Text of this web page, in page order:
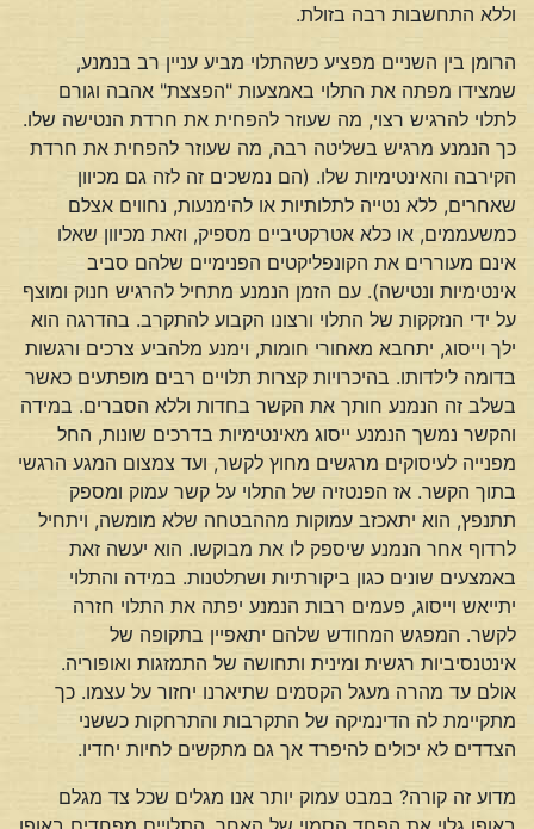
וללא התחשבות רבה בזולת.
הרומן בין השניים מפציע כשהתלוי מביע עניין רב בנמנע,
שמצידו מפתה את התלוי באמצעות "הפצצת" אהבה וגורם
לתלוי להרגיש רצוי, מה שעוזר להפחית את חרדת הנטישה שלו.
כך הנמנע מרגיש בשליטה רבה, מה שעוזר להפחית את חרדת
הקירבה והאינטימיות שלו. (הם נמשכים זה לזה גם מכיוון
שאחרים, ללא נטייה לתלותיות או להימנעות, נחווים אצלם
כמשעממים, או כלא אטרקטיביים מספיק, וזאת מכיוון שאלו
אינם מעוררים את הקונפליקטים הפנימיים שלהם סביב
אינטימיות ונטישה). עם הזמן הנמנע מתחיל להרגיש חנוק ומוצף
על ידי הנזקקות של התלוי ורצונו הקבוע להתקרב. בהדרגה הוא
ילך וייסוג, יתחבא מאחורי חומות, וימנע מלהביע צרכים ורגשות
בדומה לילדותו. בהיכרויות קצרות תלויים רבים מופתעים כאשר
בשלב זה הנמנע חותך את הקשר בחדות וללא הסברים. במידה
והקשר נמשך הנמנע ייסוג מאינטימיות בדרכים שונות, החל
מפנייה לעיסוקים מרגשים מחוץ לקשר, ועד צמצום המגע הרגשי
בתוך הקשר. אז הפנטזיה של התלוי על קשר עמוק ומספק
תתנפץ, הוא יתאכזב עמוקות מההבטחה שלא מומשה, ויתחיל
לרדוף אחר הנמנע שיספק לו את מבוקשו. הוא יעשה זאת
באמצעים שונים כגון ביקורתיות ושתלטנות. במידה והתלוי
יתייאש וייסוג, פעמים רבות הנמנע יפתה את התלוי חזרה
לקשר. המפגש המחודש שלהם יתאפיין בתקופה של
אינטנסיביות רגשית ומינית ותחושה של התמזגות ואופוריה.
אולם עד מהרה מעגל הקסמים שתיארנו יחזור על עצמו. כך
מתקיימת לה הדינמיקה של התקרבות והתרחקות כששני
הצדדים לא יכולים להיפרד אך גם מתקשים לחיות יחדיו.
מדוע זה קורה? במבט עמוק יותר אנו מגלים שכל צד מגלם